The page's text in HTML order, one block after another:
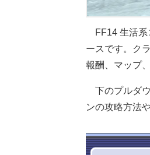
FF14 生活
ースです。ク
報酬、マップ
下のプルダ
ンの攻略方法